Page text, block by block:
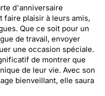
d'anniversaire
faire plaisir à leurs amis,
Que ce soit pour un
de travail, envoyer
une occasion spéciale.
de montrer que
de leur vie. Avec son
bienveillant, elle saura